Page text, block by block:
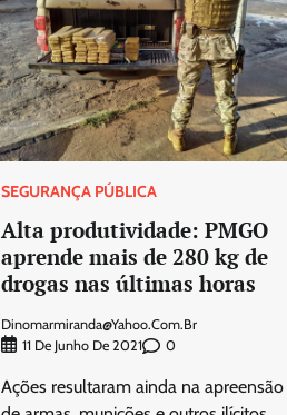
SEGURANÇA PÚBLICA
Alta produtividade: PMGO
aprende mais de 280 kg de
drogas nas últimas horas
Dinomarmiranda@yahoo.com.br
11 De Junho De 2021
0
Ações resultaram ainda na apreensão